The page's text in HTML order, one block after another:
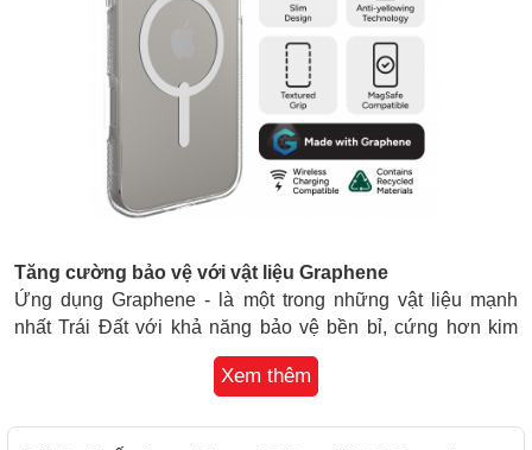
Tăng cường bảo vệ với vật liệu Graphene
Ứng dụng Graphene - là một trong những vật liệu mạnh
nhất Trái Đất với khả năng bảo vệ bền bỉ, cứng hơn kim
cương, đàn hồi hơn cao su và bền hơn thép tới 200 lần
Với khả năng phân tán nhiệt lượng: Graphene là một trong
Xem thêm